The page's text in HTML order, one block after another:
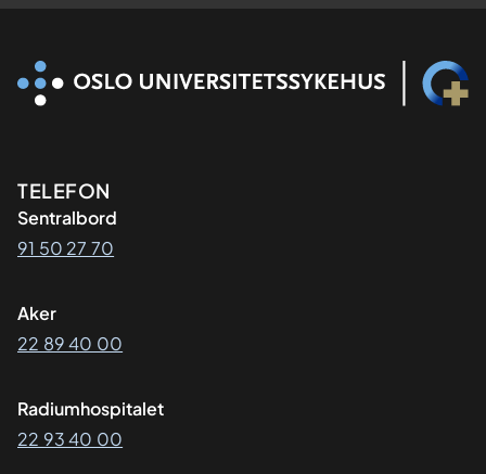
Kontaktinformasjon
TELEFON
Sentralbord
91 50 27 70
Aker
22 89 40 00
Radiumhospitalet
22 93 40 00